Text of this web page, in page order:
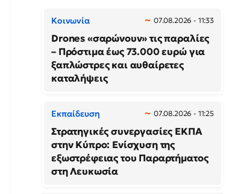
Κοινωνία 07.08.2026 - 11:33
Drones «σαρώνουν» τις παραλίες
– Πρόστιμα έως 73.000 ευρώ για
ξαπλώστρες και αυθαίρετες
καταλήψεις
Εκπαίδευση 07.08.2026 - 11:25
Στρατηγικές συνεργασίες ΕΚΠΑ
στην Κύπρο: Ενίσχυση της
εξωστρέφειας του Παραρτήματος
στη Λευκωσία